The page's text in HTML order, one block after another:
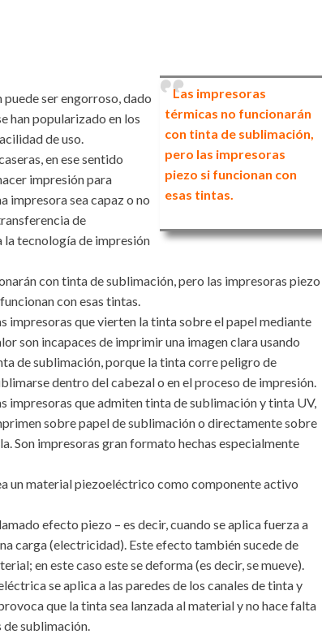
Las impresoras
térmicas no funcionarán
con tinta de sublimación,
pero las impresoras
piezo si funcionan con
esas tintas.
ser engorroso, dado
han popularizado en los
de uso.
en ese sentido
impresión para
impresora sea capaz o no
de
la tecnología de impresión
con tinta de sublimación, pero las impresoras piezo
con esas tintas.
impresoras que vierten la tinta sobre el papel mediante
son incapaces de imprimir una imagen clara usando
de sublimación, porque la tinta corre peligro de
dentro del cabezal o en el proceso de impresión.
impresoras que admiten tinta de sublimación y tinta UV,
sobre papel de sublimación o directamente sobre
Son impresoras gran formato hechas especialmente
un material piezoeléctrico como componente activo
efecto piezo – es decir, cuando se aplica fuerza a
carga (electricidad). Este efecto también sucede de
en este caso este se deforma (es decir, se mueve).
se aplica a las paredes de los canales de tinta y
que la tinta sea lanzada al material y no hace falta
sublimación.